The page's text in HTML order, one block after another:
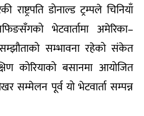
राष्ट्रपति डोनाल्ड ट्रम्पले चिनियाँ
भेटवार्तामा अमेरिका–
सम्भावना रहेको संकेत
कोरियाको बसानमा आयोजित
सम्मेलन पूर्व यो भेटवार्ता सम्पन्न